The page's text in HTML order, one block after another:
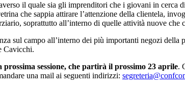
il quale sia gli imprenditori che i giovani in cerca
che sappia attirare l’attenzione della clientela,
soprattutto all’interno di quelle attività nuove che
sul campo all’interno dei più importanti negozi
Cavicchi.
sessione, che partirà il prossimo 23 aprile.
una mail ai seguenti indirizzi: